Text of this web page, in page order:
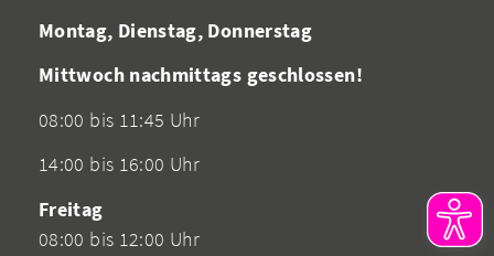
Montag, Dienstag, Donnerstag
Mittwoch nachmittags geschlossen!
08:00 bis 11:45 Uhr
14:00 bis 16:00 Uhr
Freitag
08:00 bis 12:00 Uhr